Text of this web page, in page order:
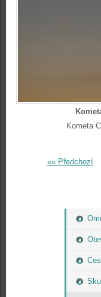
Kometa
«« Předchozí